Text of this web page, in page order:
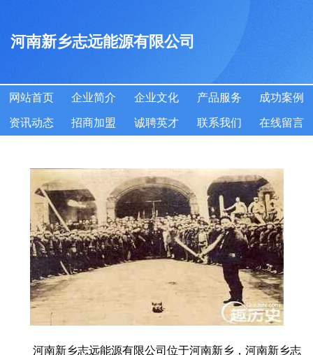
河南新乡志远能源有限公司
网站首页 企业简介 企业文化 产品服务 成功案例
资讯动态 招商加盟 诚聘英才 联系我们 在线留言
河南新乡志远能源有限公司位于河南新乡，河南新乡志